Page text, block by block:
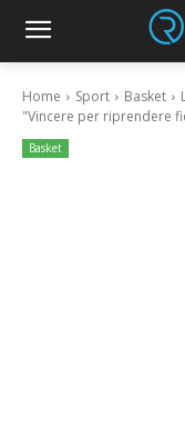
Home Sport Basket
"Vincere per riprendere
Basket